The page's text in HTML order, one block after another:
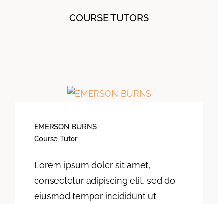
COURSE TUTORS
EMERSON BURNS
Course Tutor
Lorem ipsum dolor sit amet,
consectetur adipiscing elit, sed do
eiusmod tempor incididunt ut